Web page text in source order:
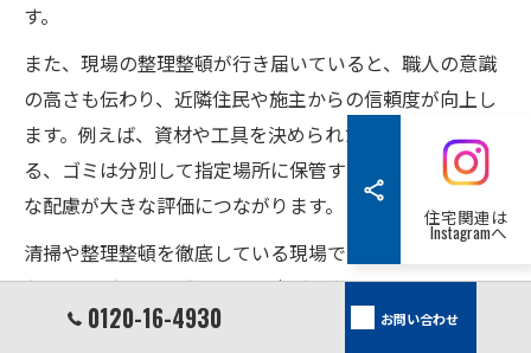
す。
また、現場の整理整頓が行き届いていると、職人の意識
の高さも伝わり、近隣住民や施主からの信頼度が向上し
ます。例えば、資材や工具を決められた場所にまとめ
る、ゴミは分別して指定場所に保管する、といった小さ
な配慮が大きな評価につながります。
清掃や整理整頓を徹底している現場では、「工事中も安
心して過ごせた」「業者の対応が丁寧だった」といった
肯定的な口コミが増える傾向にあります。清潔な現場管
住宅関連は
Instagramへ
0120-16-4930 お問い合わせ